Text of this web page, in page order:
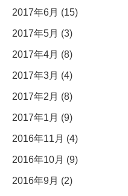
2017年6月 (15)
2017年5月 (3)
2017年4月 (8)
2017年3月 (4)
2017年2月 (8)
2017年1月 (9)
2016年11月 (4)
2016年10月 (9)
2016年9月 (2)